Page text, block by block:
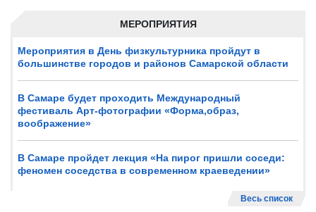
МЕРОПРИЯТИЯ
Мероприятия в День физкультурника пройдут в
большинстве городов и районов Самарской области
В Самаре будет проходить Международный
фестиваль Арт-фотографии «Форма,образ,
воображение»
В Самаре пройдет лекция «На пирог пришли соседи:
феномен соседства в современном краеведении»
Весь список